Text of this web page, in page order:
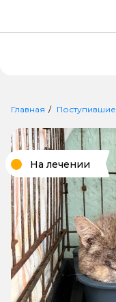
Главная Поступившие
На лечении